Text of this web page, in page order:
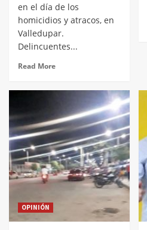
en el día de los
homicidios y atracos, en
Valledupar.
Delincuentes...
Read More
OPINIÓN